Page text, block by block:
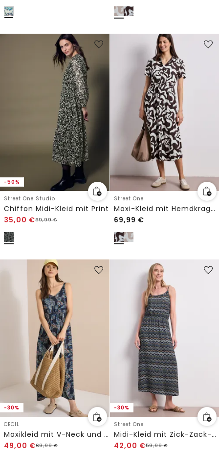
-50%
Street One Studio
Chiffon Midi-Kleid mit Print
35,00 €69,99€
Street One
Maxi-Kleid mit Hemdkragen und Print
69,99 €
-30%
CECIL
Maxikleid mit V-Neck und Print
49,00 €69,99€
-30%
Street One
Midi-Kleid mit Zick-Zack-Muster
42,00 €59,99€